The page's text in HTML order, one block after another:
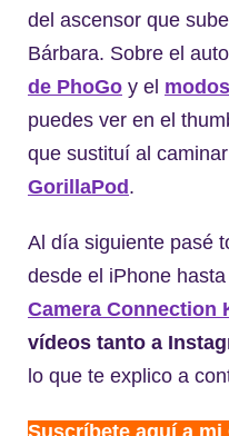
del ascensor que
Bárbara. Sobre el
de PhoGo y el
puedes ver en el
que sustituí al
GorillaPod .
Al día siguiente pasé
desde el iPhone
Camera Connection
vídeos tanto a
lo que te explico a